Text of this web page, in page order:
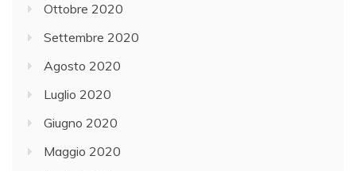
Ottobre 2020
Settembre 2020
Agosto 2020
Luglio 2020
Giugno 2020
Maggio 2020